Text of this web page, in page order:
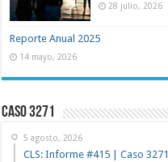
28 julio, 2026
Reporte Anual 2025
14 mayo, 2026
Caso 3271
5 agosto, 2026
CLS: Informe #415 | Caso 3271